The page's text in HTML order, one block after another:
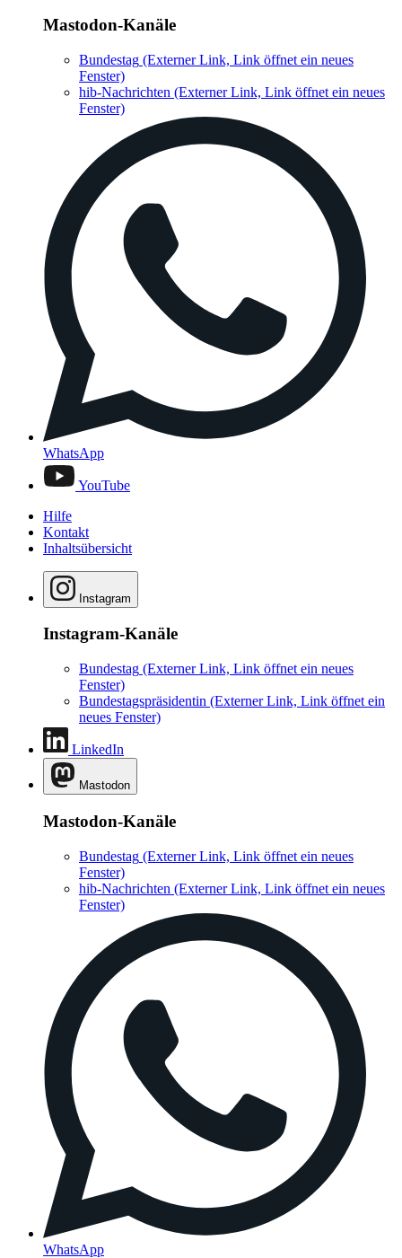
Mastodon-Kanäle
Bundestag (Externer Link, Link öffnet ein neues
Fenster)
hib-Nachrichten (Externer Link, Link öffnet ein neues
Fenster)
WhatsApp
YouTube
Hilfe
Kontakt
Inhaltsübersicht
Instagram
Instagram-Kanäle
Bundestag (Externer Link, Link öffnet ein neues
Fenster)
Bundestagspräsidentin (Externer Link, Link öffnet ein
neues Fenster)
LinkedIn
Mastodon
Mastodon-Kanäle
Bundestag (Externer Link, Link öffnet ein neues
Fenster)
hib-Nachrichten (Externer Link, Link öffnet ein neues
Fenster)
WhatsApp